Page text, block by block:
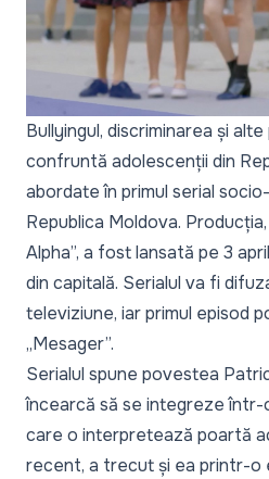
Bullyingul, discriminarea și
confruntă adolescenții din
abordate în primul serial
Republica Moldova.
Alpha”, a fost lansată pe 3
din capitală. Serialul va fi
televiziune, iar primul episod
„Mesager”.
Serialul spune povestea
încearcă să se integreze într-
care o interpretează poartă
recent, a trecut și ea printr-o